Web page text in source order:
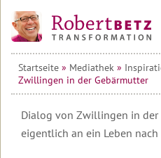
Vorträge
&
Seminare
Alle
Veranstaltungen
Online-
Kurse
Startseite » Mediathek »
Zwillingen in der Gebärmutter
Dialog von Zwillingen in der
eigentlich an ein Leben nach